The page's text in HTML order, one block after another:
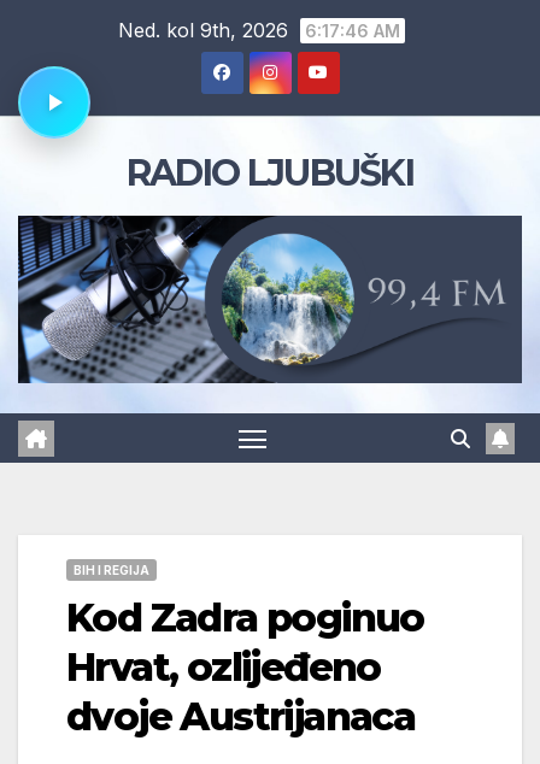
content
Ned. kol 9th, 2026 6:17:47 AM
RADIO LJUBUŠKI
BIH I REGIJA
Kod Zadra poginuo
Hrvat, ozlijeđeno
dvoje Austrijanaca